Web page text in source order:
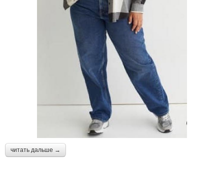
читать дальше →